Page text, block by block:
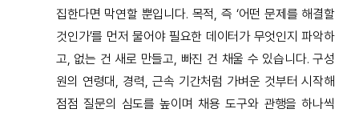
집한다면 막연할 뿐입니다. 목적, 즉 ‘어떤 문제를 해결할
것인가’를 먼저 물어야 필요한 데이터가 무엇인지 파악하
고, 없는 건 새로 만들고, 빠진 건 채울 수 있습니다. 구성
원의 연령대, 경력, 근속 기간처럼 가벼운 것부터 시작해
점점 질문의 심도를 높이며 채용 도구와 관행을 하나씩